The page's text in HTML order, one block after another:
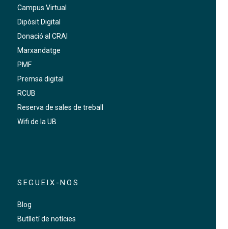
Campus Virtual
Dipòsit Digital
Donació al CRAI
Marxandatge
PMF
Premsa digital
RCUB
Reserva de sales de treball
Wifi de la UB
SEGUEIX-NOS
Blog
Butlletí de notícies